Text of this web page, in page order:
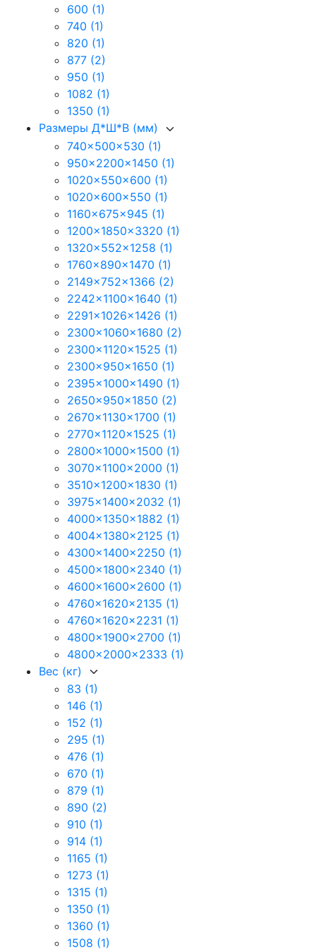
600 (1)
740 (1)
820 (1)
877 (2)
950 (1)
1082 (1)
1350 (1)
Размеры Д*Ш*В (мм)
740x500x530 (1)
950x2200x1450 (1)
1020x550x600 (1)
1020x600x550 (1)
1160x675x945 (1)
1200x1850x3320 (1)
1320x552x1258 (1)
1760x890x1470 (1)
2149x752x1366 (2)
2242x1100x1640 (1)
2291x1026x1426 (1)
2300x1060x1680 (2)
2300x1120x1525 (1)
2300x950x1650 (1)
2395x1000x1490 (1)
2650x950x1850 (2)
2670x1130x1700 (1)
2770x1120x1525 (1)
2800x1000x1500 (1)
3070x1100x2000 (1)
3510x1200x1830 (1)
3975x1400x2032 (1)
4000x1350x1882 (1)
4004x1380x2125 (1)
4300x1400x2250 (1)
4500x1800x2340 (1)
4600x1600x2600 (1)
4760x1620x2135 (1)
4760x1620x2231 (1)
4800x1900x2700 (1)
4800x2000x2333 (1)
Вес (кг)
83 (1)
146 (1)
152 (1)
295 (1)
476 (1)
670 (1)
879 (1)
890 (2)
910 (1)
914 (1)
1165 (1)
1273 (1)
1315 (1)
1350 (1)
1360 (1)
1508 (1)